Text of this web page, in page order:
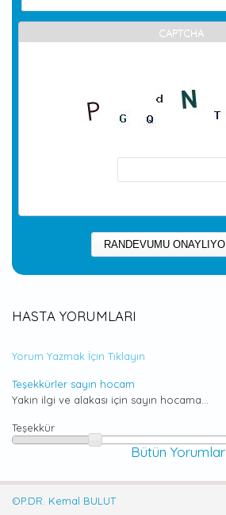
CAPTCHA
HASTA YORUMLARI
Yorum Yazmak İçin Tıklayın
Teşekkürler sayın hocam
Yakın ilgi ve alakası için sayın hocama...
Teşekkür
Bütün Yorumlar
OP.DR. Kemal BULUT